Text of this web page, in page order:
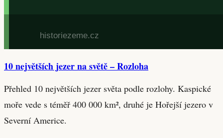
10 největších jezer na světě – Rozloha
Přehled 10 největších jezer světa podle rozlohy. Kaspické
moře vede s téměř 400 000 km², druhé je Hořejší jezero v
Severní Americe.